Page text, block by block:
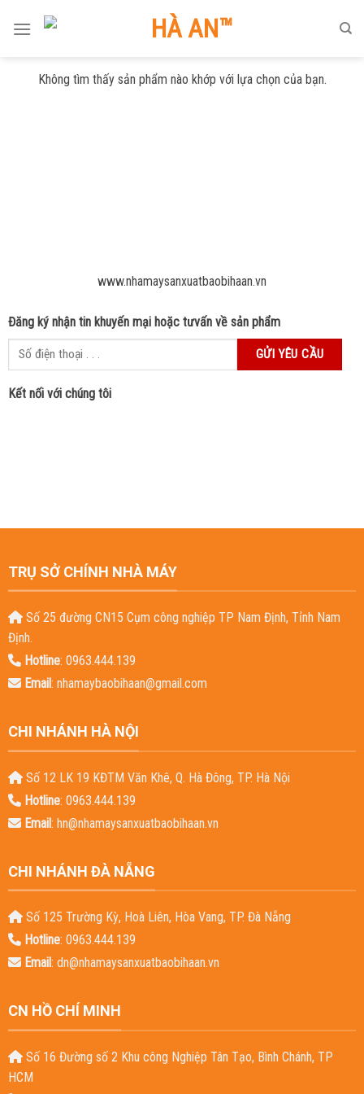
Không tìm thấy sản phẩm nào khớp với lựa chọn của bạn.
www.nhamaysanxuatbaobihaan.vn
Đăng ký nhận tin khuyến mại hoặc tưvấn về sản phẩm
Kết nối với chúng tôi
TRỤ SỞ CHÍNH NHÀ MÁY
Số 25 đường CN15 Cụm công nghiệp TP Nam Định, Tỉnh Nam
Định.
Hotline: 0963.444.139
Email: nhamaybaobihaan@gmail.com
CHI NHÁNH HÀ NỘI
Số 12 LK 19 KĐTM Văn Khê, Q. Hà Đông, TP. Hà Nội
Hotline: 0963.444.139
Email: hn@nhamaysanxuatbaobihaan.vn
CHI NHÁNH ĐÀ NẴNG
Số 125 Trường Kỳ, Hoà Liên, Hòa Vang, TP. Đà Nẵng
Hotline: 0963.444.139
Email: dn@nhamaysanxuatbaobihaan.vn
CN HỒ CHÍ MINH
Số 16 Đường số 2 Khu công Nghiệp Tân Tạo, Bình Chánh, TP
HCM